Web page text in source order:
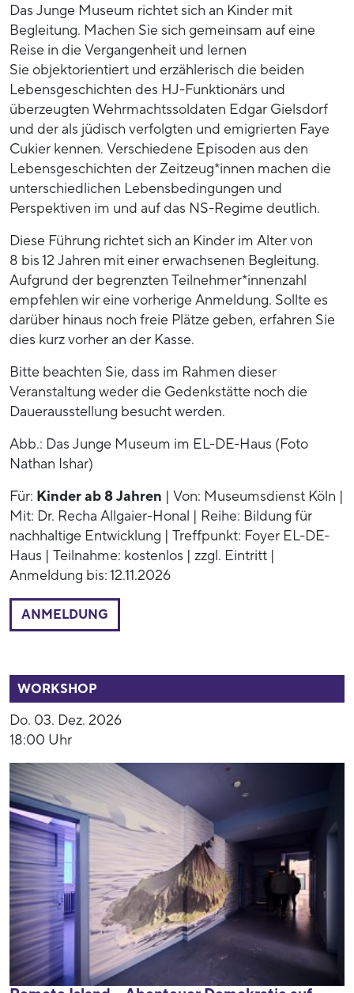
Das Junge Museum richtet sich an Kinder mit
Begleitung. Machen Sie sich gemeinsam auf eine
Reise in die Vergangenheit und lernen
Sie objektorientiert und erzählerisch die beiden
Lebensgeschichten des HJ-Funktionärs und
überzeugten Wehrmachtssoldaten Edgar Gielsdorf
und der als jüdisch verfolgten und emigrierten Faye
Cukier kennen. Verschiedene Episoden aus den
Lebensgeschichten der Zeitzeug*innen machen die
unterschiedlichen Lebensbedingungen und
Perspektiven im und auf das NS-Regime deutlich.
Diese Führung richtet sich an Kinder im Alter von
8 bis 12 Jahren mit einer erwachsenen Begleitung.
Aufgrund der begrenzten Teilnehmer*innenzahl
empfehlen wir eine vorherige Anmeldung. Sollte es
darüber hinaus noch freie Plätze geben, erfahren Sie
dies kurz vorher an der Kasse.
Bitte beachten Sie, dass im Rahmen dieser
Veranstaltung weder die Gedenkstätte noch die
Dauerausstellung besucht werden.
Abb.: Das Junge Museum im EL-DE-Haus (Foto
Nathan Ishar)
Für: Kinder ab 8 Jahren | Von: Museumsdienst Köln |
Mit: Dr. Recha Allgaier-Honal | Reihe: Bildung für
nachhaltige Entwicklung | Treffpunkt: Foyer EL-DE-
Haus | Teilnahme: kostenlos | zzgl. Eintritt |
Anmeldung bis: 12.11.2026
ANMELDUNG
WORKSHOP
Do. 03. Dez. 2026
18:00 Uhr